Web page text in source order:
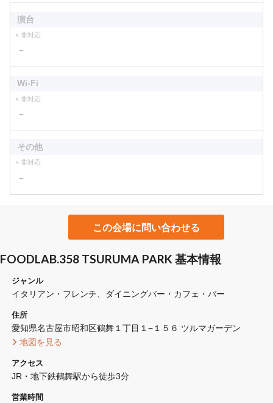
演台
× 非対応
－
Wi-Fi
× 非対応
－
その他
× 非対応
－
この会場に問い合わせる
FOODLAB.358 TSURUMA PARK 基本情報
ジャンル
イタリアン・フレンチ ダイニングバー・カフェ・バー
住所
愛知県名古屋市昭和区鶴舞１丁目１−１５６ ツルマガーデン
地図を見る
アクセス
JR・地下鉄鶴舞駅から徒歩3分
営業時間